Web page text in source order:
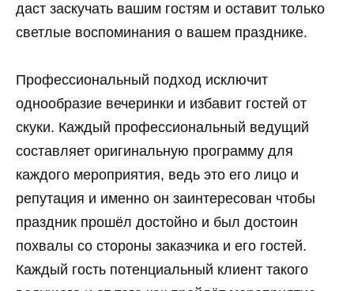
даст заскучать вашим гостям и оставит только
светлые воспоминания о вашем празднике.
Профессиональный подход исключит
однообразие вечеринки и избавит гостей от
скуки. Каждый профессиональный ведущий
составляет оригинальную программу для
каждого мероприятия, ведь это его лицо и
репутация и именно он заинтересован чтобы
праздник прошёл достойно и был достоин
похвалы со стороны заказчика и его гостей.
Каждый гость потенциальный клиент такого